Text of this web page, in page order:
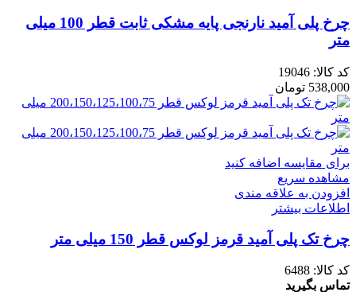
چرخ پلی آمید نارنجی پایه مشکی ثابت قطر 100 میلی
متر
کد کالا: 19046
538,000 تومان
برای مقایسه اضافه کنید
مشاهده سریع
افزودن به علاقه مندی
اطلاعات بیشتر
چرخ تک پلی آمید قرمز لوکس قطر 150 میلی متر
کد کالا: 6488
تماس بگیرید